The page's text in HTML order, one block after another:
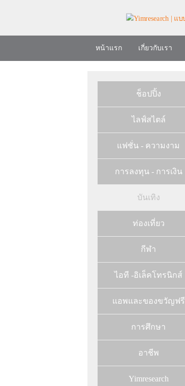
หน้าแรก เกี่ยวกับเรา
ช็อปปิ้ง
ไลฟ์สไตล์
แฟชั่น - ความงาม
การลงทุน - การเงิน
บันเทิง
ท่องเที่ยว
กีฬา
ไอที -อิเล็คโทรนิกส์
แอพและของขวัญฟรี
การศึกษา
อาชีพ
Yimresearch